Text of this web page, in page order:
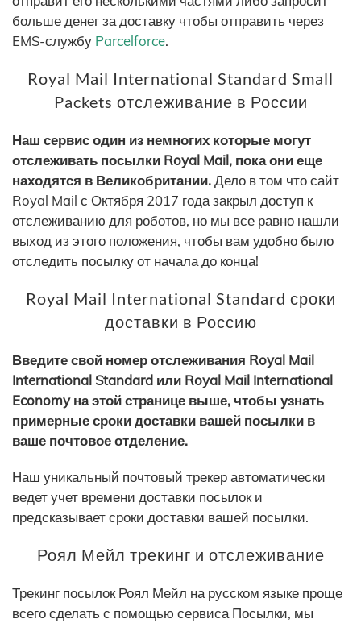
больше денег за доставку чтобы отправить через
EMS-службу Parcelforce.
Royal Mail International Standard Small
Packets отслеживание в России
Наш сервис один из немногих которые могут
отслеживать посылки Royal Mail, пока они еще
находятся в Великобритании.Дело в том что сайт
Royal Mail с Октября 2017 года закрыл доступ к
отслеживанию для роботов, но мы все равно нашли
выход из этого положения, чтобы вам удобно было
отследить посылку от начала до конца!
Royal Mail International Standard сроки
доставки в Россию
Введите свой номер отслеживания Royal Mail
International Standard или Royal Mail International
Economy на этой странице выше, чтобы узнать
примерные сроки доставки вашей посылки в
ваше почтовое отделение.
Наш уникальный почтовый трекер автоматически
ведет учет времени доставки посылок и
предсказывает сроки доставки вашей посылки.
Роял Мейл трекинг и отслеживание
Трекинг посылок Роял Мейл на русском языке проще
всего сделать с помощью сервиса Посылки, мы